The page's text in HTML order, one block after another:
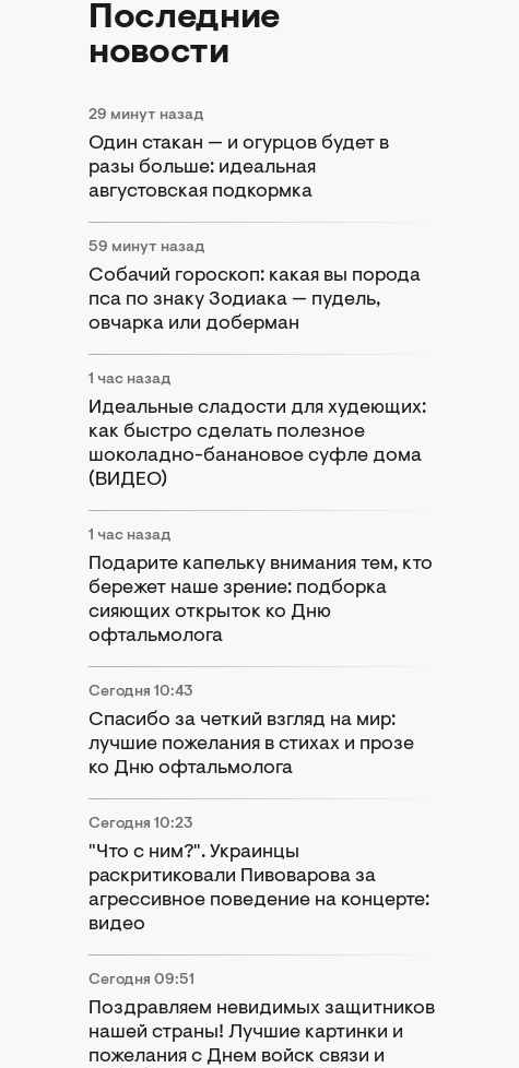
Последние
новости
29 минут назад
Один стакан — и огурцов будет в
разы больше: идеальная
августовская подкормка
59 минут назад
Собачий гороскоп: какая вы порода
пса по знаку Зодиака — пудель,
овчарка или доберман
1 час назад
Идеальные сладости для худеющих:
как быстро сделать полезное
шоколадно-банановое суфле дома
(ВИДЕО)
1 час назад
Подарите капельку внимания тем, кто
бережет наше зрение: подборка
сияющих открыток ко Дню
офтальмолога
Сегодня 10:43
Спасибо за четкий взгляд на мир:
лучшие пожелания в стихах и прозе
ко Дню офтальмолога
Сегодня 10:23
"Что с ним?". Украинцы
раскритиковали Пивоварова за
агрессивное поведение на концерте:
видео
Сегодня 09:51
Поздравляем невидимых защитников
нашей страны! Лучшие картинки и
пожелания с Днем войск связи и